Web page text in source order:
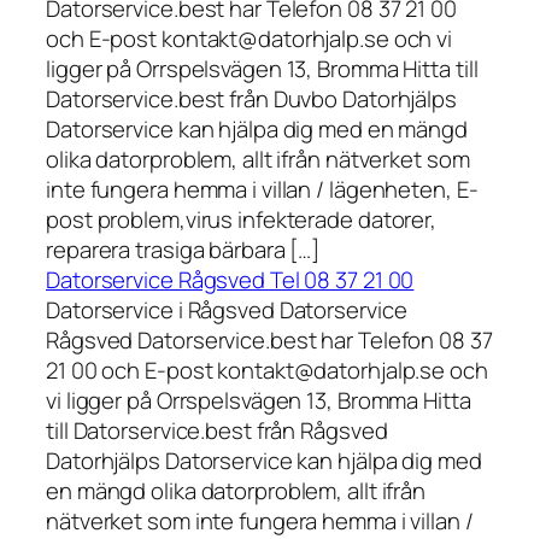
Datorservice.best har Telefon 08 37 21 00
och E-post kontakt@datorhjalp.se och vi
ligger på Orrspelsvägen 13, Bromma Hitta till
Datorservice.best från Duvbo Datorhjälps
Datorservice kan hjälpa dig med en mängd
olika datorproblem, allt ifrån nätverket som
inte fungera hemma i villan / lägenheten, E-
post problem,virus infekterade datorer,
reparera trasiga bärbara […]
Datorservice Rågsved Tel 08 37 21 00
Datorservice i Rågsved Datorservice
Rågsved Datorservice.best har Telefon 08 37
21 00 och E-post kontakt@datorhjalp.se och
vi ligger på Orrspelsvägen 13, Bromma Hitta
till Datorservice.best från Rågsved
Datorhjälps Datorservice kan hjälpa dig med
en mängd olika datorproblem, allt ifrån
nätverket som inte fungera hemma i villan /